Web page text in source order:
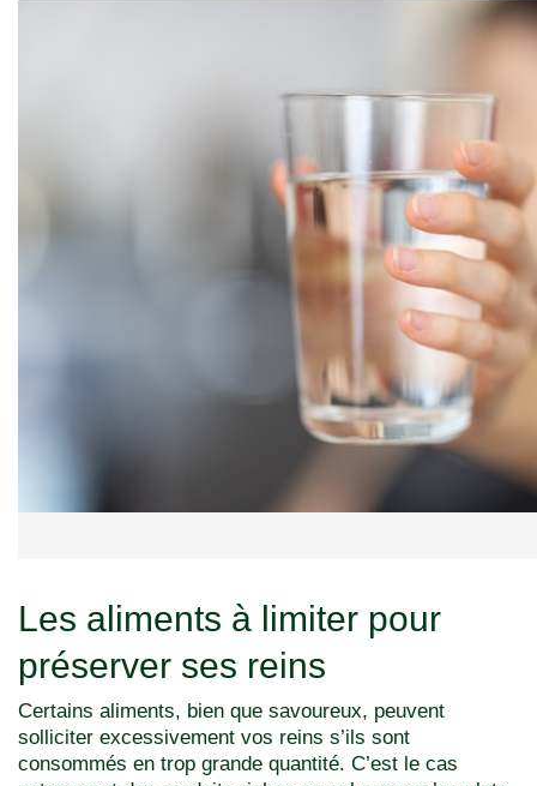
Les aliments à limiter pour
préserver ses reins
Certains aliments, bien que savoureux, peuvent
solliciter excessivement vos reins s’ils sont
consommés en trop grande quantité. C’est le cas